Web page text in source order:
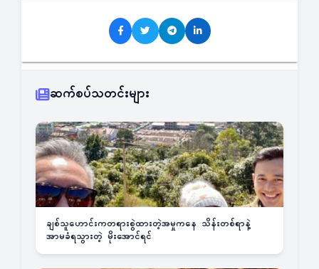
ဆက်စပ်သတင်းများ
ချစ်သူဟောင်းကတရားစွဲထားတဲ့အမှုကနေ သိန်းတစ်ရာနဲ့
အာမခံရသွားတဲ့ မိုးအောင်ရင်